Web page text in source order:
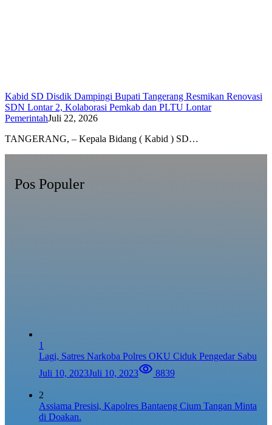
Kabid SD Disdik Dampingi Bupati Tangerang Resmikan Renovasi
SDN Lontar 2, Kolaborasi Pemkab dan PLTU Lontar
PemerintahJuli 22, 2026
TANGERANG, – Kepala Bidang ( Kabid ) SD…
Pos Populer
1
Lagi, Satres Narkoba Polres OKU Ciduk Pengedar Sabu
Juli 10, 2023Juli 10, 2023 8839
2
Assiama Presisi, Kapolres Bantaeng Cium Tangan Minta
di Doakan.